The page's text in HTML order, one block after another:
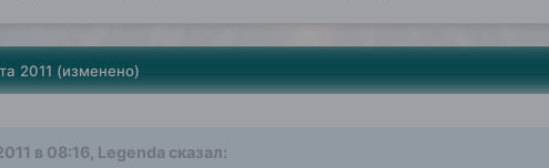
2011 (изменено)
в 08:16, Legenda сказал: